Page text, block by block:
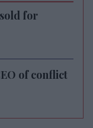
for
of conflict